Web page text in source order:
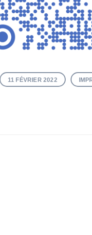
11 FÉVRIER 2022